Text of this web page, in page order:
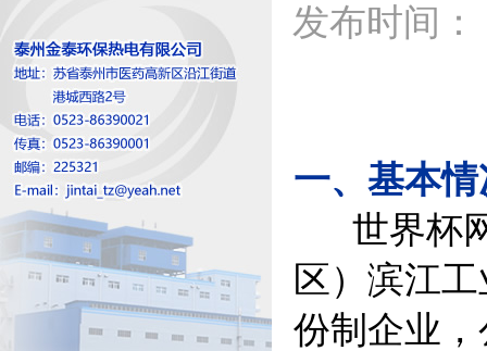
发布时间：
一、基本情
世界杯网
区）滨江
份制企业，